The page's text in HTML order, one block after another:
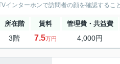
インターホンで訪問者の顔を確認する
所在階 賃料 管理費・共益費
3階 7.5万円 4,000円